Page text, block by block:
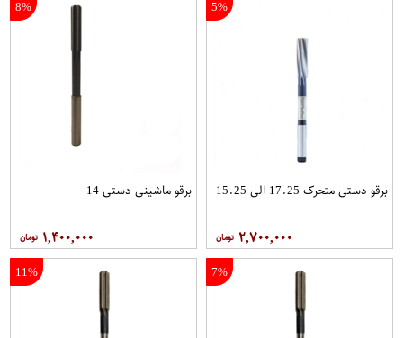
5%
برقو دستی متحرک 17.25 الی 15.25
۲,۷۰۰,۰۰۰
8%
برقو ماشینی دستی 14
۱,۴۰۰,۰۰۰
7%
11%